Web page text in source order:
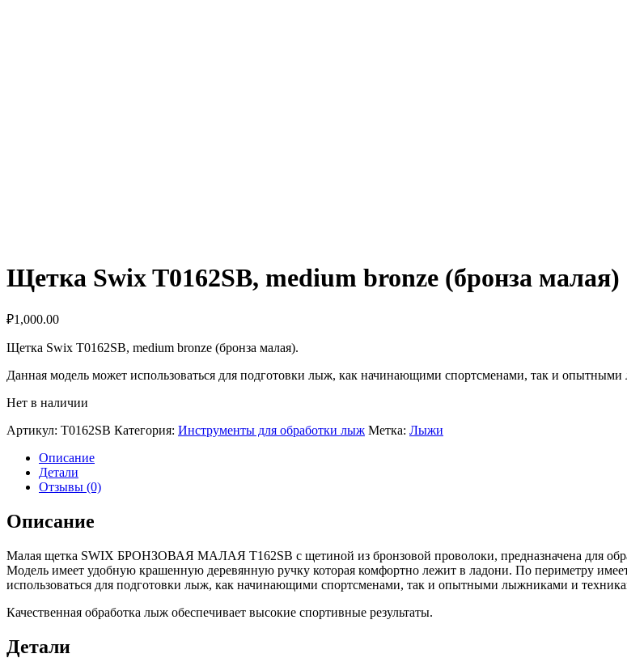
Щетка Swix T0162SB, medium bronze (бронза малая)
₽1,000.00
Щетка Swix T0162SB, medium bronze (бронза малая).
Данная модель может использоваться для подготовки лыж, как начинающими спортсменами, так и
Нет в наличии
Артикул: T0162SB Категория: Инструменты для обработки лыж Метка: Лыжи
Описание
Детали
Отзывы (0)
Описание
Малая щетка SWIX БРОНЗОВАЯ МАЛАЯ T162SB с щетиной из бронзовой проволоки, предназначена для
Модель имеет удобную крашенную деревянную ручку которая комфортно лежит в ладони. По периметру
использоваться для подготовки лыж, как начинающими спортсменами, так и опытными лыжниками и
Качественная обработка лыж обеспечивает высокие спортивные результаты.
Детали